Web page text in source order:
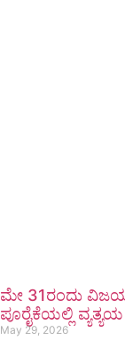
ಮೇ 31ರಂದು
ಪೂರೈಕೆಯಲ್ಲಿ ವ್ಯತ್ಯಯ
May 29, 2026